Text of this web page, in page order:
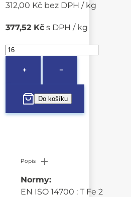
312,00 Kč bez DPH / kg
377,52 Kč s DPH / kg
+ −
Popis
Normy:
EN ISO 14700 : T Fe 2